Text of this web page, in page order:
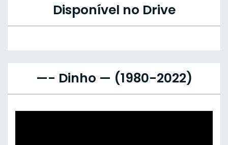
Disponível no Drive
—- Dinho — (1980-2022)